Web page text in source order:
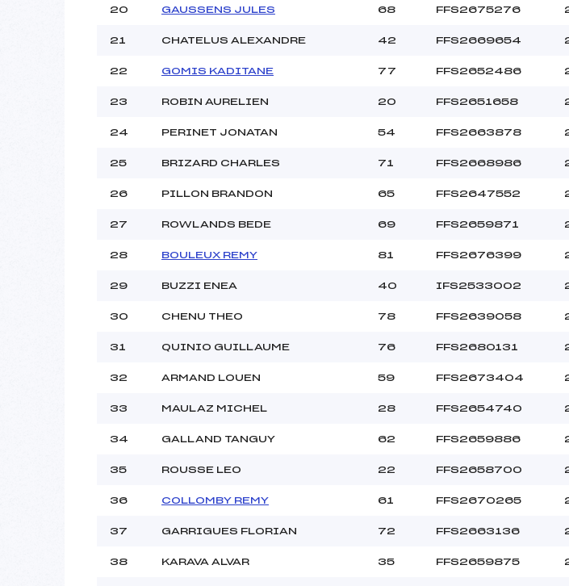
20 GAUSSENS JULES 68 FFS2675276
21 CHATELUS ALEXANDRE 42 FFS2669654
22 GOMIS KADITANE 77 FFS2652486
23 ROBIN AURELIEN 20 FFS2651658
24 PERINET JONATAN 54 FFS2663878
25 BRIZARD CHARLES 71 FFS2668986
26 PILLON BRANDON 65 FFS2647552
27 ROWLANDS BEDE 69 FFS2659871
28 BOULEUX REMY 81 FFS2676399
29 BUZZI ENEA 40 IFS2533002
30 CHENU THEO 78 FFS2639058
31 QUINIO GUILLAUME 76 FFS2680131
32 ARMAND LOUEN 59 FFS2673404
33 MAULAZ MICHEL 28 FFS2654740
34 GALLAND TANGUY 62 FFS2659886
35 ROUSSE LEO 22 FFS2658700
36 COLLOMBY REMY 61 FFS2670265
37 GARRIGUES FLORIAN 72 FFS2663136
38 KARAVA ALVAR 35 FFS2659875